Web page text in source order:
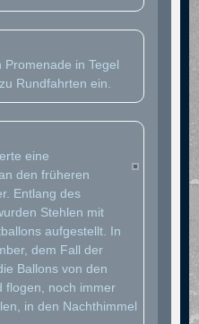
in Tegel
Rundfahrten ein.
eine
den früheren
Entlang des
Stehlen mit
aufgestellt. In
dem Fall der
Ballons von den
flogen, noch immer
in den Nachthimmel